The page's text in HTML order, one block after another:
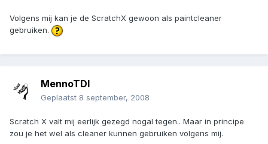
Volgens mij kan je de ScratchX gewoon als paintcleaner
gebruiken.
MennoTDI
Geplaatst 8 september, 2008
Scratch X valt mij eerlijk gezegd nogal tegen.. Maar in principe
zou je het wel als cleaner kunnen gebruiken volgens mij.